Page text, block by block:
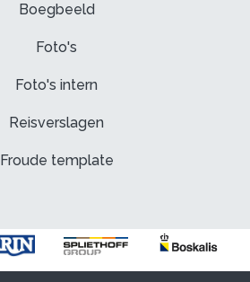
Boegbeeld
Foto's
Foto's intern
Reisverslagen
Froude template